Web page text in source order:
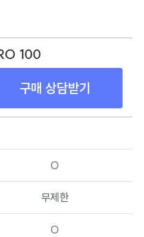
100
구매 상담받기
O
무제한
O